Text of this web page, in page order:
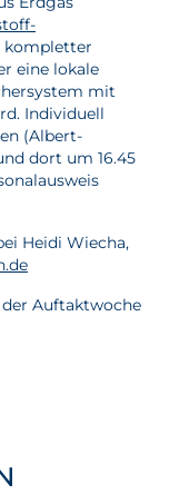
kompletter
eine lokale
mit
Individuell
(Albert-
dort um 16.45
Heidi Wiecha,
Auftaktwoche